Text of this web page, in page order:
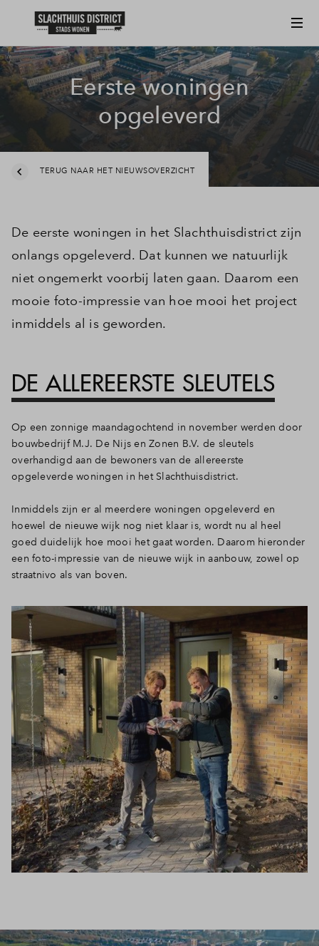
Inloggen
Eerste woningen
opgeleverd
TERUG NAAR HET NIEUWSOVERZICHT
De eerste woningen in het Slachthuisdistrict zijn
onlangs opgeleverd. Dat kunnen we natuurlijk
niet ongemerkt voorbij laten gaan. Daarom een
mooie foto-impressie van hoe mooi het project
inmiddels al is geworden.
DE ALLEREERSTE SLEUTELS
Op een zonnige maandagochtend in november werden door
bouwbedrijf M.J. De Nijs en Zonen B.V. de sleutels
overhandigd aan de bewoners van de allereerste
opgeleverde woningen in het Slachthuisdistrict.
Inmiddels zijn er al meerdere woningen opgeleverd en
hoewel de nieuwe wijk nog niet klaar is, wordt nu al heel
goed duidelijk hoe mooi het gaat worden. Daarom hieronder
een foto-impressie van de nieuwe wijk in aanbouw, zowel op
straatnivo als van boven.